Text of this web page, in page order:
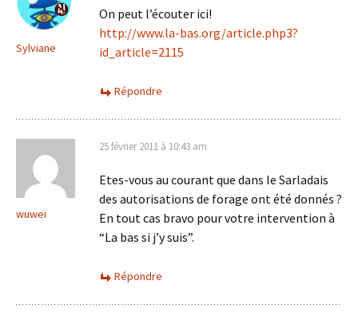
Sylviane
On peut l’écouter ici!
http://www.la-bas.org/article.php3?
id_article=2115
Répondre
wuwei
25 février 2011 à 10:43 am
Etes-vous au courant que dans le Sarladais
des autorisations de forage ont été donnés ?
En tout cas bravo pour votre intervention à
“La bas si j’y suis”.
Répondre